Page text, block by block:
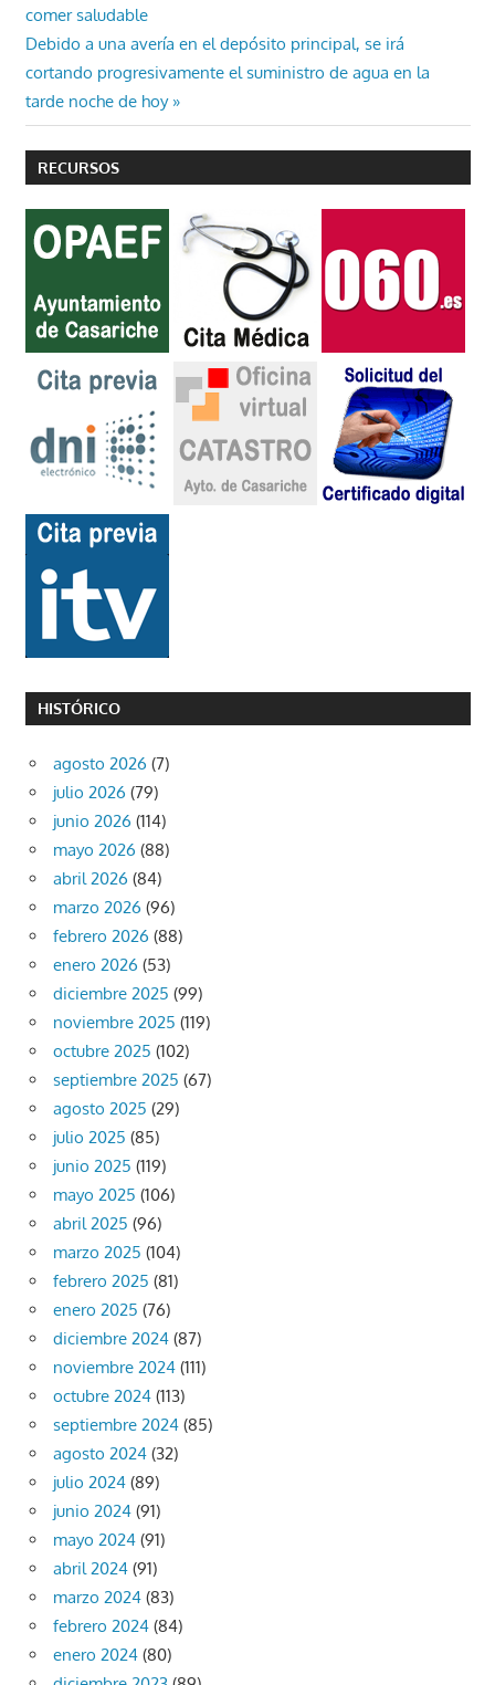
de
entradas
anterior:
comer saludable
Entrada
siguiente:
Debido a una avería en el depósito principal, se irá
cortando progresivamente el suministro de agua en la
tarde noche de hoy
RECURSOS
HISTÓRICO
agosto 2026 (7)
julio 2026 (79)
junio 2026 (114)
mayo 2026 (88)
abril 2026 (84)
marzo 2026 (96)
febrero 2026 (88)
enero 2026 (53)
diciembre 2025 (99)
noviembre 2025 (119)
octubre 2025 (102)
septiembre 2025 (67)
agosto 2025 (29)
julio 2025 (85)
junio 2025 (119)
mayo 2025 (106)
abril 2025 (96)
marzo 2025 (104)
febrero 2025 (81)
enero 2025 (76)
diciembre 2024 (87)
noviembre 2024 (111)
octubre 2024 (113)
septiembre 2024 (85)
agosto 2024 (32)
julio 2024 (89)
junio 2024 (91)
mayo 2024 (91)
abril 2024 (91)
marzo 2024 (83)
febrero 2024 (84)
enero 2024 (80)